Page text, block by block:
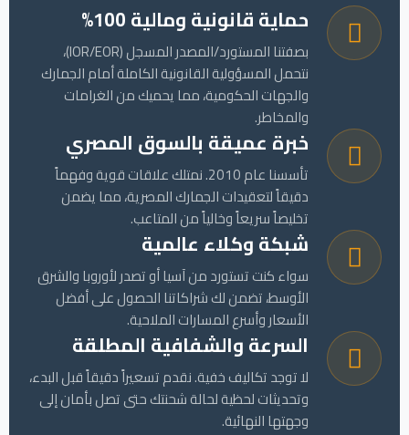
حماية قانونية ومالية 100%
بصفتنا المستورد/المصدر المسجل (IOR/EOR)،
نتحمل المسؤولية القانونية الكاملة أمام الجمارك
والجهات الحكومية، مما يحميك من الغرامات
والمخاطر.
خبرة عميقة بالسوق المصري
تأسسنا عام 2010. نمتلك علاقات قوية وفهماً
دقيقاً لتعقيدات الجمارك المصرية، مما يضمن
تخليصاً سريعاً وخالياً من المتاعب.
شبكة وكلاء عالمية
سواء كنت تستورد من آسيا أو تصدر لأوروبا والشرق
الأوسط، تضمن لك شراكاتنا الحصول على أفضل
الأسعار وأسرع المسارات الملاحية.
السرعة والشفافية المطلقة
لا توجد تكاليف خفية. نقدم تسعيراً دقيقاً قبل البدء،
وتحديثات لحظية لحالة شحنتك حتى تصل بأمان إلى
وجهتها النهائية.